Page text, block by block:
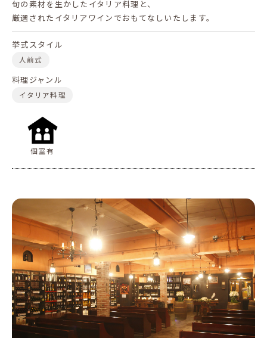
旬の素材を生かしたイタリア料理と、
厳選されたイタリアワインでおもてなしいたします。
挙式スタイル
人前式
料理ジャンル
イタリア料理
個室有